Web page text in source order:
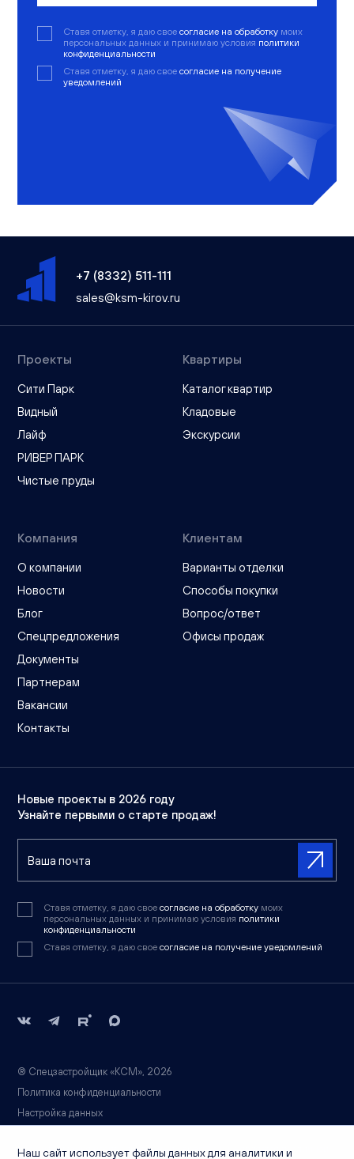
Ставя отметку, я даю свое согласие на обработку моих
персональных данных и принимаю условия политики
конфиденциальности
Ставя отметку, я даю свое согласие на получение
уведомлений
+7 (8332) 511-111
sales@ksm-kirov.ru
Проекты
Сити Парк
Видный
Лайф
РИВЕР ПАРК
Чистые пруды
Квартиры
Каталог квартир
Кладовые
Экскурсии
Компания
О компании
Новости
Блог
Спецпредложения
Документы
Партнерам
Вакансии
Контакты
Клиентам
Варианты отделки
Способы покупки
Вопрос/ответ
Офисы продаж
Новые проекты в 2026 году
Узнайте первыми о старте продаж!
Ставя отметку, я даю свое согласие на обработку моих
персональных данных и принимаю условия политики
конфиденциальности
Ставя отметку, я даю свое согласие на получение уведомлений
® Спецзастройщик «КСМ», 2026
Политика конфиденциальности
Настройка данных
Вся информация носит справочный характер и не является публичной
Наш сайт использует файлы данных для аналитики и